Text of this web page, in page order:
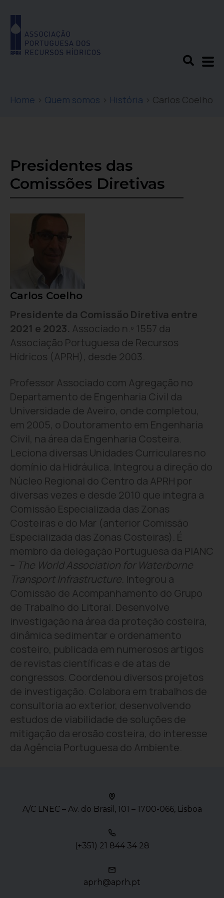
Home > Quem somos > História > Carlos Coelho
Presidentes das
Comissões Diretivas
Carlos Coelho
Presidente da Comissão Diretiva entre
2021 e 2023. Associado n.º 1557 da
Associação Portuguesa de Recursos
Hídricos (APRH), desde 2003.
Professor Associado com Agregação no
Departamento de Engenharia Civil da
Universidade de Aveiro, onde completou,
em 2005, o Doutoramento em Engenharia
Civil, na área da Engenharia Costeira.
Leciona diversas Unidades Curriculares no
domínio da Hidráulica. Integrou a direção do
Núcleo Regional do Centro da APRH por
diversas vezes e desde 2010 que integra a
Comissão Especializada das Zonas
Costeiras e do Mar (anterior Comissão
Especializada das Zonas Costeiras). É
membro da delegação Portuguesa da PIANC
– The World Association for Waterborne
Transport Infrastructure. Integrou a
Comissão de Acompanhamento do Grupo
de Trabalho do Litoral. Desenvolve
investigação na área da proteção costeira,
dinâmica sedimentar e ordenamento
costeiro, publicada em numerosos artigos
de revistas científicas e de atas de
congressos. Coordenou diversos projetos
de investigação. Colabora em trabalhos de
consultoria ao exterior, desenvolvendo
estudos de viabilidade de soluções de
mitigação da erosão costeira, do interesse
da Agência Portuguesa do Ambiente.
A/C LNEC – Av. do Brasil, 101 – 1700-066, Lisboa
(+351) 21 844 34 28
aprh@aprh.pt